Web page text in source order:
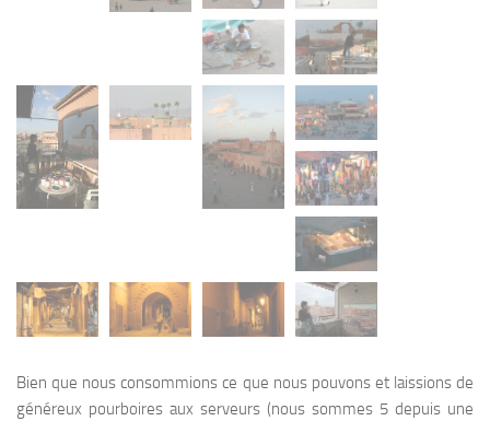
Bien que nous consommions ce que nous pouvons et laissions de
généreux pourboires aux serveurs (nous sommes 5 depuis une